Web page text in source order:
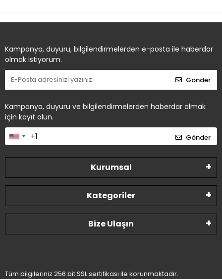
Kampanya, duyuru, bilgilendirmelerden e-posta ile haberdar
olmak istiyorum.
Gönder
Kampanya, duyuru ve bilgilendirmelerden haberdar olmak
için kayıt olun.
Gönder
Kurumsal
Kategoriler
Bize Ulaşın
Tüm bilgileriniz 256 bit SSL sertifikası ile korunmaktadır.